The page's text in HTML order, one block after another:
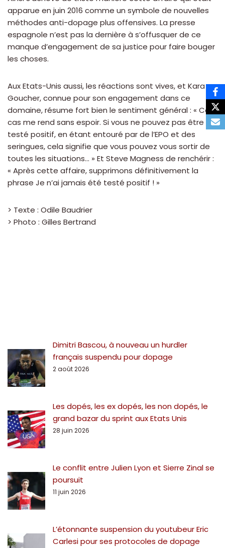
apparue en juin 2016 comme un symbole de nouvelles
méthodes anti-dopage plus offensives. La presse
espagnole n’est pas la dernière à s’offusquer de ce
manque d’engagement de sa justice pour faire bouger
les choses.
Aux Etats-Unis aussi, les réactions sont vives, et Kara
Goucher, connue pour son engagement dans ce
domaine, résume fort bien le sentiment général : « Ce
cas me rend sans espoir. Si vous ne pouvez pas être
testé positif, en étant entouré par de l’EPO et des
seringues, cela signifie que vous pouvez vous sortir de
toutes les situations… » Et Steve Magness de renchérir :
« Après cette affaire, supprimons définitivement la
phrase Je n’ai jamais été testé positif ! »
> Texte : Odile Baudrier
> Photo : Gilles Bertrand
Dimitri Bascou, à nouveau un hurdler
français suspendu pour dopage
2 août 2026
Les dopés, les ex dopés, les non dopés, le
grand bazar du sprint aux Etats Unis
28 juin 2026
Le conflit entre Julien Lyon et Sierre Zinal se
poursuit
11 juin 2026
L’étonnante suspension du youtubeur Eric
Carlesi pour ses protocoles de dopage